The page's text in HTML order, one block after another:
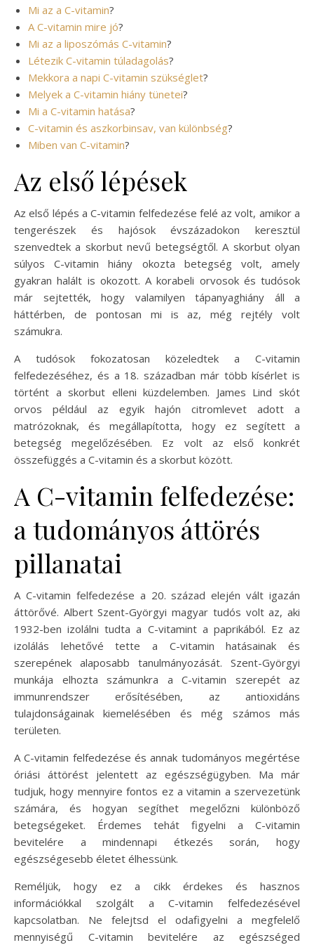
Mi az a C-vitamin?
A C-vitamin mire jó?
Mi az a liposzómás C-vitamin?
Létezik C-vitamin túladagolás?
Mekkora a napi C-vitamin szükséglet?
Melyek a C-vitamin hiány tünetei?
Mi a C-vitamin hatása?
C-vitamin és aszkorbinsav, van különbség?
Miben van C-vitamin?
Az első lépések
Az első lépés a C-vitamin felfedezése felé az volt, amikor a
tengerészek és hajósok évszázadokon keresztül
szenvedtek a skorbut nevű betegségtől. A skorbut olyan
súlyos C-vitamin hiány okozta betegség volt, amely
gyakran halált is okozott. A korabeli orvosok és tudósok
már sejtették, hogy valamilyen tápanyaghiány áll a
háttérben, de pontosan mi is az, még rejtély volt
számukra.
A tudósok fokozatosan közeledtek a C-vitamin
felfedezéséhez, és a 18. században már több kísérlet is
történt a skorbut elleni küzdelemben. James Lind skót
orvos például az egyik hajón citromlevet adott a
matrózoknak, és megállapította, hogy ez segített a
betegség megelőzésében. Ez volt az első konkrét
összefüggés a C-vitamin és a skorbut között.
A C-vitamin felfedezése:
a tudományos áttörés
pillanatai
A C-vitamin felfedezése a 20. század elején vált igazán
áttörővé. Albert Szent-Györgyi magyar tudós volt az, aki
1932-ben izolálni tudta a C-vitamint a paprikából. Ez az
izolálás lehetővé tette a C-vitamin hatásainak és
szerepének alaposabb tanulmányozását. Szent-Györgyi
munkája elhozta számunkra a C-vitamin szerepét az
immunrendszer erősítésében, az antioxidáns
tulajdonságainak kiemelésében és még számos más
területen.
A C-vitamin felfedezése és annak tudományos megértése
óriási áttörést jelentett az egészségügyben. Ma már
tudjuk, hogy mennyire fontos ez a vitamin a szervezetünk
számára, és hogyan segíthet megelőzni különböző
betegségeket. Érdemes tehát figyelni a C-vitamin
bevitelére a mindennapi étkezés során, hogy
egészségesebb életet élhessünk.
Reméljük, hogy ez a cikk érdekes és hasznos
információkkal szolgált a C-vitamin felfedezésével
kapcsolatban. Ne felejtsd el odafigyelni a megfelelő
mennyiségű C-vitamin bevitelére az egészséged